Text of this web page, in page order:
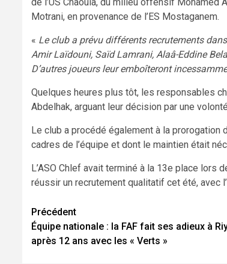
Motrani, en provenance de l’ES Mostaganem.
« Le club a prévu différents recrutements
Amir Laïdouni, Saïd Lamrani, Alaâ-Eddine
D’autres joueurs leur emboîteront
Quelques heures plus tôt, les responsables
Abdelhak, arguant leur décision par une
Le club a procédé également à la prorogation
cadres de l’équipe et dont le maintien était
L’ASO Chlef avait terminé à la 13e place
réussir un recrutement qualitatif cet été, avec
Navigation
d’article
Précédent
Équipe nationale : la FAF fait ses adieux à
après 12 ans avec les « Verts »